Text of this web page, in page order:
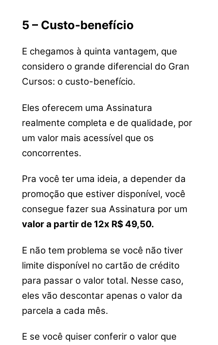
5 – Custo-benefício
E chegamos à quinta vantagem, que
considero o grande diferencial do Gran
Cursos: o custo-benefício.
Eles oferecem uma Assinatura
realmente completa e de qualidade, por
um valor mais acessível que os
concorrentes.
Pra você ter uma ideia, a depender da
promoção que estiver disponível, você
consegue fazer sua Assinatura por um
valor a partir de 12x R$ 49,50.
E não tem problema se você não tiver
limite disponível no cartão de crédito
para passar o valor total. Nesse caso,
eles vão descontar apenas o valor da
parcela a cada mês.
E se você quiser conferir o valor que